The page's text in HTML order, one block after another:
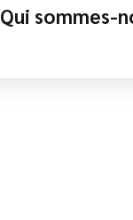
Qui sommes-